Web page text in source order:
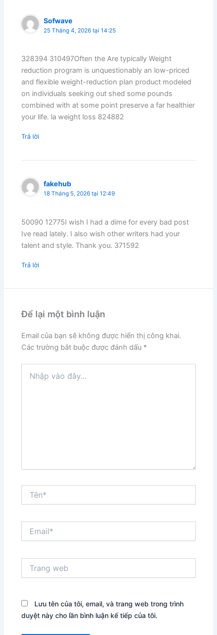
Sofwave
25 Tháng 4, 2026 tại 14:25
328394 310497Often the Are typically Weight
reduction program is unquestionably an low-priced
and flexible weight-reduction plan product modeled
on individuals seeking out shed some pounds
combined with at some point preserve a far healthier
your life. la weight loss 824882
Trả lời
fakehub
18 Tháng 5, 2026 tại 12:49
50090 12775I wish I had a dime for every bad post
Ive read lately. I also wish other writers had your
talent and style. Thank you. 371592
Trả lời
Để lại một bình luận
Email của bạn sẽ không được hiển thị công khai.
Các trường bắt buộc được đánh dấu *
vào
web
Lưu tên của tôi, email, và trang web trong trình
duyệt này cho lần bình luận kế tiếp của tôi.